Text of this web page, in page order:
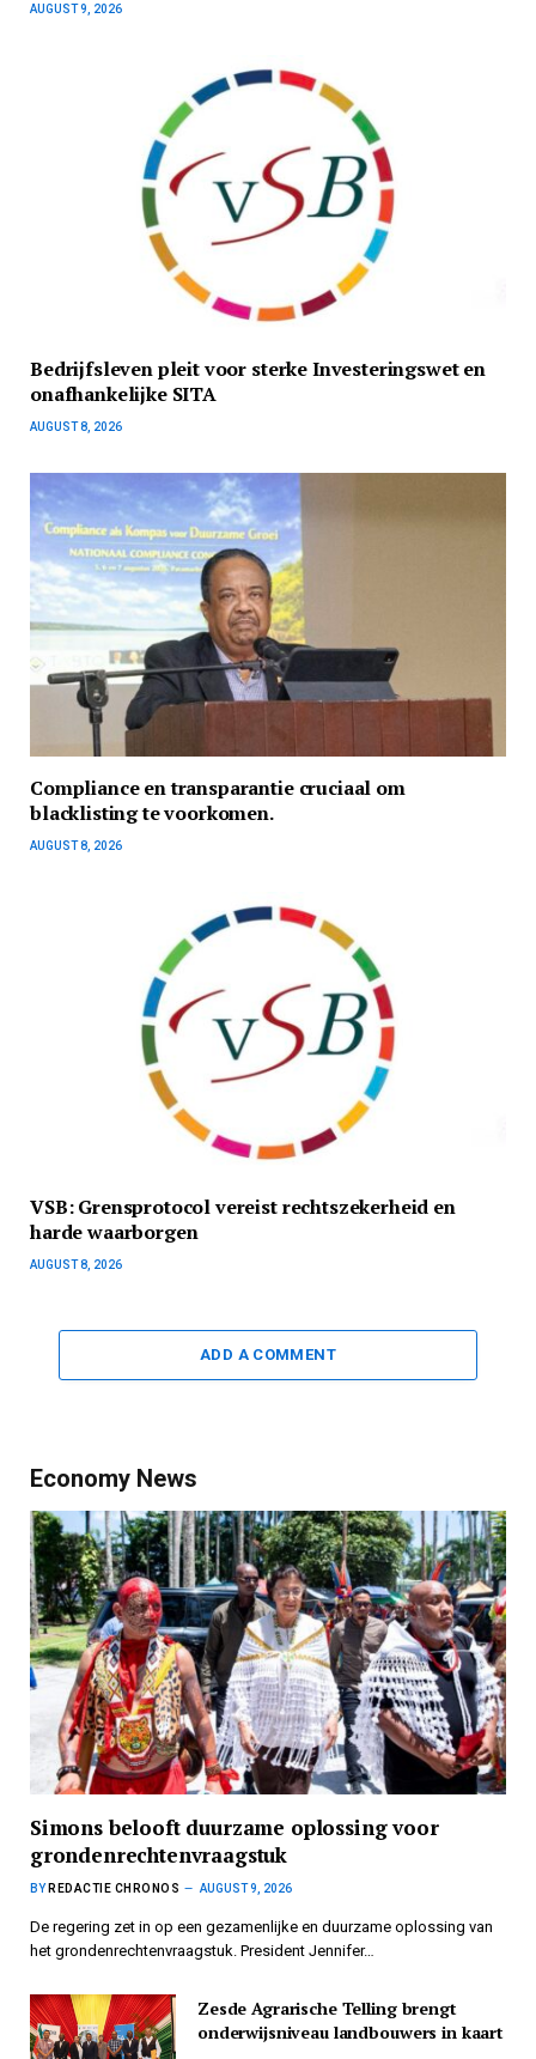
AUGUST 9, 2026
Bedrijfsleven pleit voor sterke Investeringswet en
onafhankelijke SITA
AUGUST 8, 2026
Compliance en transparantie cruciaal om
blacklisting te voorkomen.
AUGUST 8, 2026
VSB: Grensprotocol vereist rechtszekerheid en
harde waarborgen
AUGUST 8, 2026
ADD A COMMENT
Economy News
Simons belooft duurzame oplossing voor
grondenrechtenvraagstuk
BY REDACTIE CHRONOS AUGUST 9, 2026
De regering zet in op een gezamenlijke en duurzame oplossing van
het grondenrechtenvraagstuk. President Jennifer…
Zesde Agrarische Telling brengt
onderwijsniveau landbouwers in kaart